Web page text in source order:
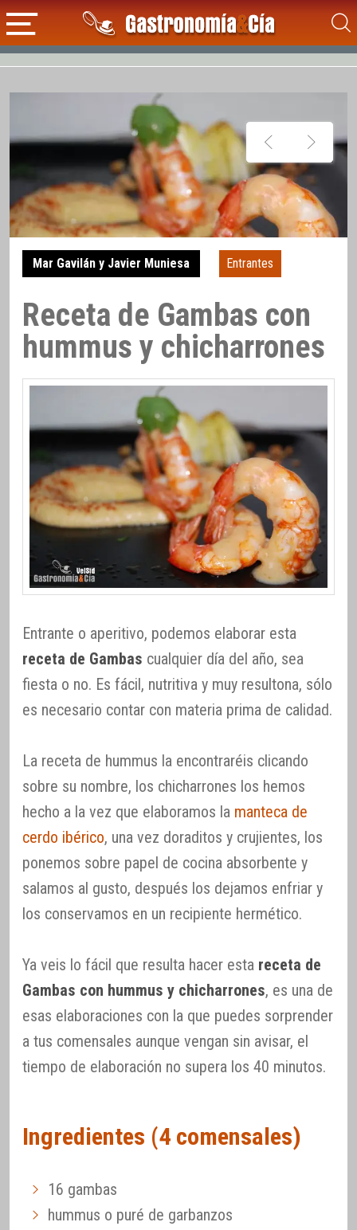
Mar Gavilán y Javier Muniesa Entrantes
Receta de Gambas con
hummus y chicharrones
Entrante o aperitivo, podemos elaborar esta
receta de Gambas cualquier día del año, sea
fiesta o no. Es fácil, nutritiva y muy resultona, sólo
es necesario contar con materia prima de calidad.
La receta de hummus la encontraréis clicando
sobre su nombre, los chicharrones los hemos
hecho a la vez que elaboramos la manteca de
cerdo ibérico, una vez doraditos y crujientes, los
ponemos sobre papel de cocina absorbente y
salamos al gusto, después los dejamos enfriar y
los conservamos en un recipiente hermético.
Ya veis lo fácil que resulta hacer esta receta de
Gambas con hummus y chicharrones, es una de
esas elaboraciones con la que puedes sorprender
a tus comensales aunque vengan sin avisar, el
tiempo de elaboración no supera los 40 minutos.
Ingredientes (4 comensales)
16 gambas
hummus o puré de garbanzos